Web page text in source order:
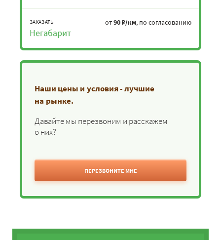
ЗАКАЗАТЬ
Негабарит
от90 ₽/км, по согласованию
Наши цены и условия - лучшие
на рынке.
Давайте мы перезвоним и расскажем
о них?
ПЕРЕЗВОНИТЕ МНЕ